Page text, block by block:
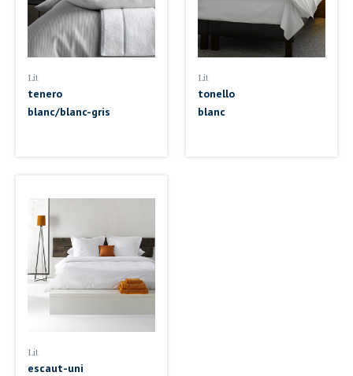
Lit
tenero
blanc/blanc-gris
Lit
tonello
blanc
Lit
escaut-uni